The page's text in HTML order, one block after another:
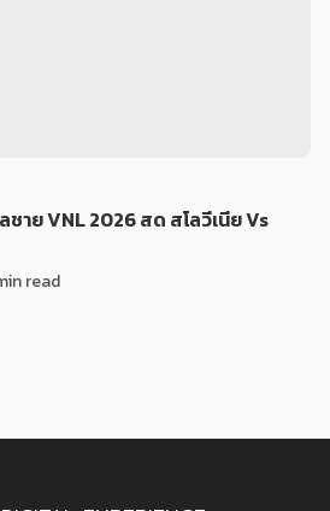
าย VNL 2026 สด สโลวีเนีย Vs
read